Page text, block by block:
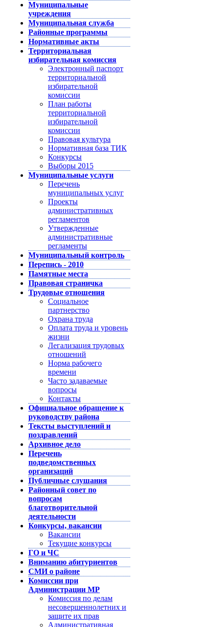
Муниципальные
учреждения
Муниципальная служба
Районные программы
Нормативные акты
Территориальная
избирательная комиссия
Электронный паспорт
территориальной
избирательной
комиссии
План работы
территориальной
избирательной
комиссии
Правовая культура
Нормативная база ТИК
Конкурсы
Выборы 2015
Муниципальные услуги
Перечень
муниципальных услуг
Проекты
административных
регламентов
Утвержденные
административные
регламенты
Муниципальный контроль
Перепись - 2010
Памятные места
Правовая страничка
Трудовые отношения
Социальное
партнерство
Охрана труда
Оплата труда и уровень
жизни
Легализация трудовых
отношений
Норма рабочего
времени
Часто задаваемые
вопросы
Контакты
Официальное обращение к
руководству района
Тексты выступлений и
поздравлений
Архивное дело
Перечень
подведомственных
организаций
Публичные слушания
Районный совет по
вопросам
благотворительной
деятельности
Конкурсы, вакансии
Вакансии
Текущие конкурсы
ГО и ЧС
Вниманию абитуриентов
СМИ о районе
Комиссии при
Администрации МР
Комиссия по делам
несовершеннолетних и
защите их прав
Административная